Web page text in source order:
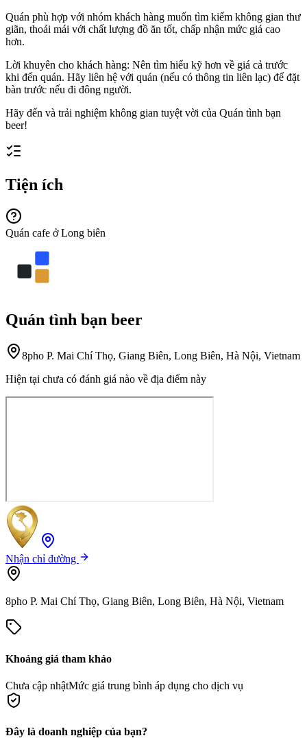
Quán phù hợp với nhóm khách hàng muốn tìm kiếm không gian thư
giãn, thoải mái với chất lượng đồ ăn tốt, chấp nhận mức giá cao
hơn.
Lời khuyên cho khách hàng: Nên tìm hiểu kỹ hơn về giá cả trước
khi đến quán. Hãy liên hệ với quán (nếu có thông tin liên lạc) để đặt
bàn trước nếu đi đông người.
Hãy đến và trải nghiệm không gian tuyệt vời của Quán tình bạn
beer!
Tiện ích
Quán cafe ở Long biên
Quán tình bạn beer
8pho P. Mai Chí Thọ, Giang Biên, Long Biên, Hà Nội, Vietnam
Hiện tại chưa có đánh giá nào về địa điểm này
Nhận chỉ đường
8pho P. Mai Chí Thọ, Giang Biên, Long Biên, Hà Nội, Vietnam
Khoảng giá tham khảo
Chưa cập nhậtMức giá trung bình áp dụng cho dịch vụ
Đây là doanh nghiệp của bạn?